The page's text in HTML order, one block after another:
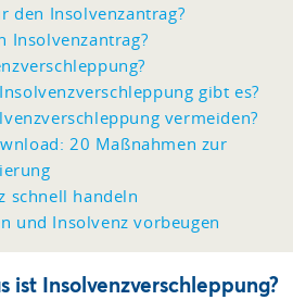
den Insolvenzantrag?
Insolvenzantrag?
gibt es?
vermeiden?
20 Maßnahmen zur
schnell handeln
und Insolvenz vorbeugen
ist Insolvenzverschleppung?